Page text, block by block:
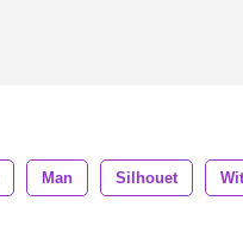
Man Silhouet Wit